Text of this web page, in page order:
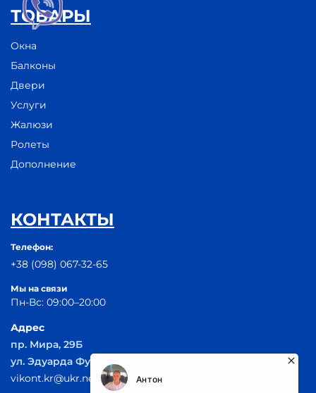
ТОВАРЫ
Окна
Балконы
Двери
Услуги
Жалюзи
Ролеты
Дополнение
КОНТАКТЫ
Телефон:
+38 (098) 067-32-65
Мы на связи
Пн-Вс: 09:00–20:00
Адрес
пр. Мира, 29Б
ул. Эдуарда Фукса 55
vikont.kr@ukr.net